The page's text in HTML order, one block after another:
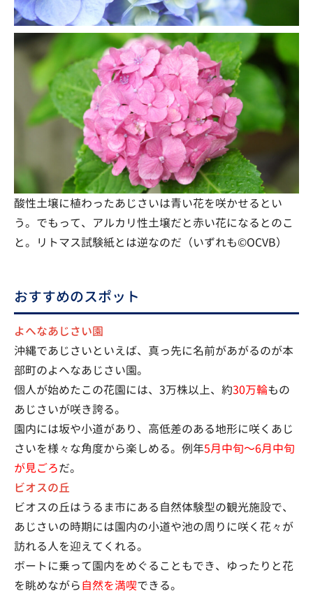
酸性土壌に植わったあじさいは青い花を咲かせるとい
う。でもって、アルカリ性土壌だと赤い花になるとのこ
と。リトマス試験紙とは逆なのだ（いずれも©OCVB）
おすすめのスポット
よへなあじさい園
沖縄であじさいといえば、真っ先に名前があがるのが本
部町のよへなあじさい園。
個人が始めたこの花園には、3万株以上、約30万輪もの
あじさいが咲き誇る。
園内には坂や小道があり、高低差のある地形に咲くあじ
さいを様々な角度から楽しめる。例年5月中旬〜6月中旬
が見ごろだ。
ビオスの丘
ビオスの丘はうるま市にある自然体験型の観光施設で、
あじさいの時期には園内の小道や池の周りに咲く花々が
訪れる人を迎えてくれる。
ボートに乗って園内をめぐることもでき、ゆったりと花
を眺めながら自然を満喫できる。